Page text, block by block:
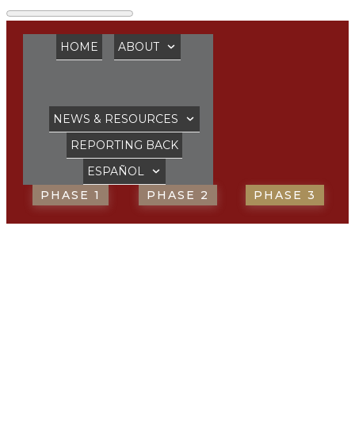
HOME ABOUT
NEWS & RESOURCES
REPORTING BACK
ESPAÑOL
PHASE 1
PHASE 2 PHASE 3